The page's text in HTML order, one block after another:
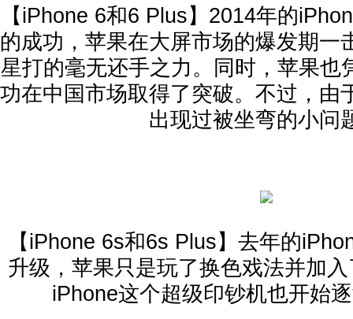
【iPhone 6和6 Plus】2014年的
的成功，苹果在大屏市场的爆发期一
星打的毫无还手之力。同时，苹果也
功在中国市场取得了突破。不过，由
出现过被坐弯的小问
【iPhone 6s和6s Plus】去年的
升级，苹果只是玩了换色戏法并加
iPhone这个超级印钞机也开始